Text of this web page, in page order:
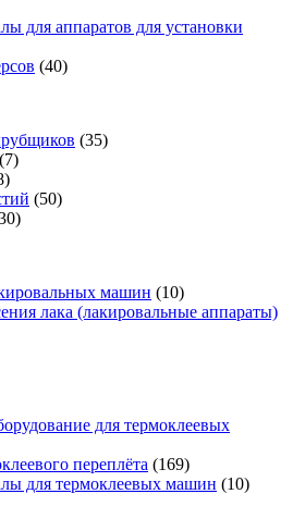
для аппаратов для установки
(40)
(35)
(7)
(50)
машин (10)
лака (лакировальные аппараты)
для термоклеевых
переплёта (169)
для термоклеевых машин (10)